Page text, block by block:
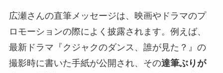
広瀬さんの直筆メッセージは、映画やドラマのプ
ロモーションの際によく披露されます。例えば、
最新ドラマ『クジャクのダンス、誰が見た？』の
撮影時に書いた手紙が公開され、その達筆ぶりが